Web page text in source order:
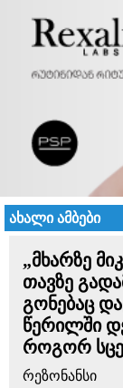
ახალი ამბები
„მხარზე
თავზე
გონებაც
წერილში
როგორ
რეზონანსი